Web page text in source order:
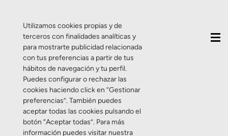
Etiqueta:glaucoma
Glaucoma Salud Visual
Utilizamos cookies propias y de
terceros con finalidades analíticas y
para mostrarte publicidad relacionada
con tus preferencias a partir de tus
hábitos de navegación y tu perfil.
Puedes configurar o rechazar las
cookies haciendo click en “Gestionar
preferencias”. También puedes
aceptar todas las cookies pulsando el
botón “Aceptar todas”. Para más
información puedes visitar nuestra